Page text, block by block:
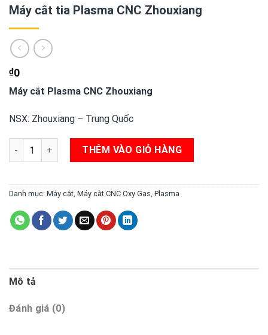
Máy cắt tia Plasma CNC Zhouxiang
₫0
Máy cắt Plasma CNC Zhouxiang
NSX: Zhouxiang – Trung Quốc
Máy cắt tia Plasma CNC Zhouxiang số lượng
THÊM VÀO GIỎ HÀNG
Danh mục: Máy cắt, Máy cắt CNC Oxy Gas, Plasma
Mô tả
Đánh giá (0)